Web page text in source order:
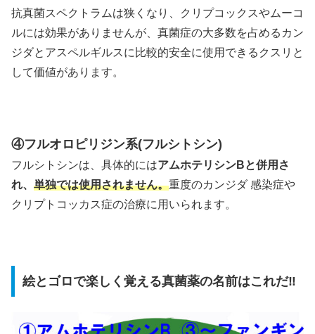
抗真菌スペクトラムは狭くなり、クリプコックスやムーコ
ルには効果がありませんが、真菌症の大多数を占めるカン
ジダとアスペルギルスに比較的安全に使用できるクスリと
して価値があります。
④フルオロピリジン系(フルシトシン)
フルシトシンは、具体的にはアムホテリシンBと併用さ
れ、 単独では使用されません。重度のカンジダ 感染症や
クリプトコッカス症の治療に用いられます。
絵とゴロで楽しく覚える真菌薬の名前はこれだ‼